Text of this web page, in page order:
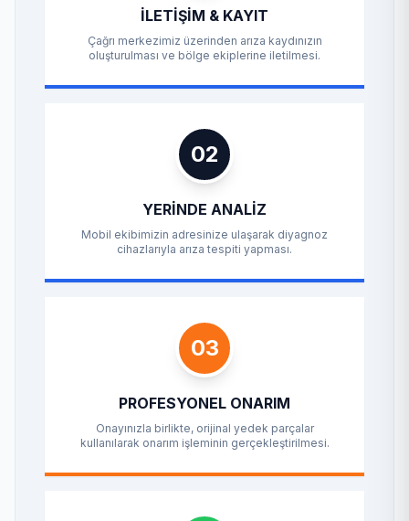
İLETIŞIM & KAYIT
Çağrı merkezimiz üzerinden arıza kaydınızın
oluşturulması ve bölge ekiplerine iletilmesi.
02
YERINDE ANALIZ
Mobil ekibimizin adresinize ulaşarak diyagnoz
cihazlarıyla arıza tespiti yapması.
03
PROFESYONEL ONARIM
Onayınızla birlikte, orijinal yedek parçalar
kullanılarak onarım işleminin gerçekleştirilmesi.